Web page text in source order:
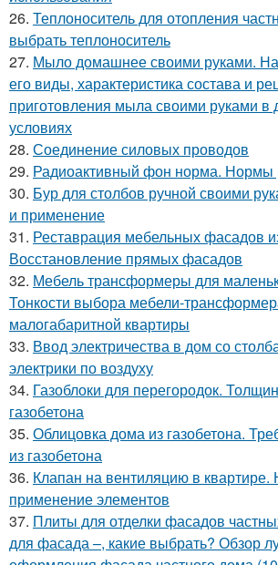
26. Теплоноситель для отопления
выбрать теплоноситель
27. Мыло домашнее своими руками.
его виды, характеристика состава и
приготовления мыла своими руками
условиях
28. Соединение силовых проводов
29. Радиоактивный фон норма. Нормы
30. Бур для столбов ручной своими
и применение
31. Реставрация мебельных фасадов
Восстановление прямых фасадов
32. Мебель трансформеры для
Тонкости выбора мебели-
малогабаритной квартиры
33. Ввод электричества в дом со
электрики по воздуху
34. Газоблоки для перегородок.
газобетона
35. Облицовка дома из газобетона.
из газобетона
36. Клапан на вентиляцию в
применение элементов
37. Плиты для отделки фасадов
для фасада –, какие выбрать? Обзор